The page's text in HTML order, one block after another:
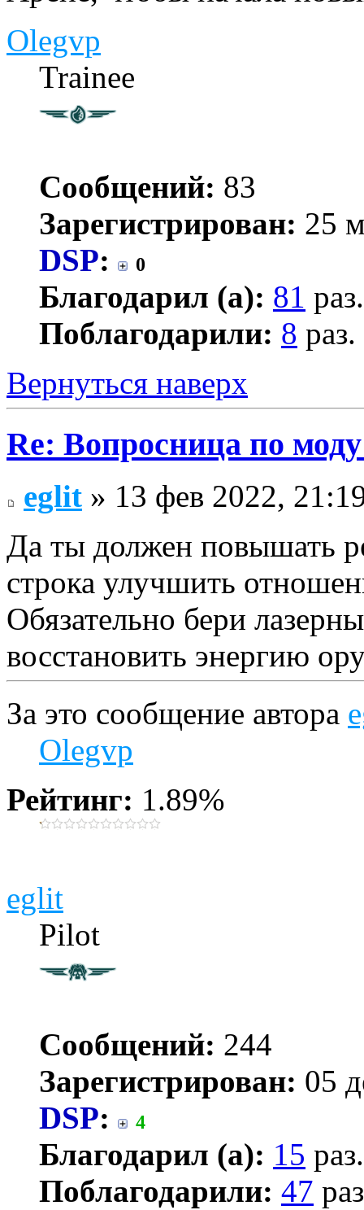
Olegvp
Trainee
Сообщений: 83
Зарегистрирован: 25
DSP: 0
Благодарил (а): 81 раз.
Поблагодарили: 8 раз.
Вернуться наверх
Re: Вопросница по
eglit » 13 фев 2022,
Да ты должен повышать
строка улучшить
Обязательно бери
восстановить энергию
За это сообщение автора
Olegvp
Рейтинг: 1.89%
eglit
Pilot
Сообщений: 244
Зарегистрирован: 05
DSP: 4
Благодарил (а): 15 раз.
Поблагодарили: 47